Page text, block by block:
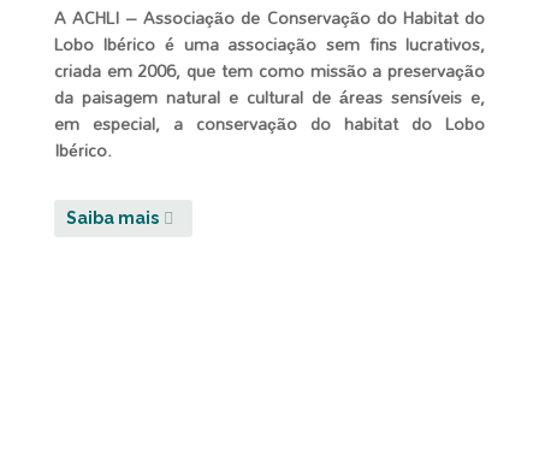
A ACHLI – Associação de Conservação do Habitat do
Lobo Ibérico é uma associação sem fins lucrativos,
criada em 2006, que tem como missão a preservação
da paisagem natural e cultural de áreas sensíveis e,
em especial, a conservação do habitat do Lobo
Ibérico.
Saiba mais